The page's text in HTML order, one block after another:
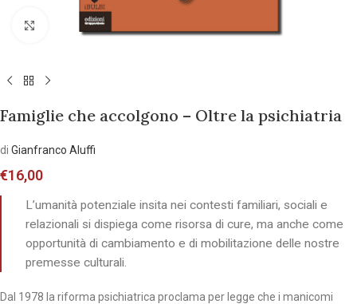
Allarga l'immagine
Famiglie che accolgono – Oltre la psichiatria
di Gianfranco Aluffi
€16,00
L’umanità potenziale insita nei contesti familiari, sociali e
relazionali si dispiega come risorsa di cure, ma anche come
opportunità di cambiamento e di mobilitazione delle nostre
premesse culturali.
Dal 1978 la riforma psichiatrica proclama per legge che i manicomi